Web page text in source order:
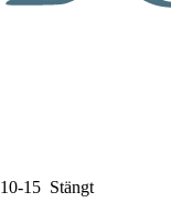
10-15 Stängt